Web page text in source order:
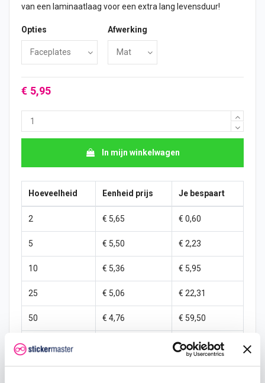
van een laminaatlaag voor een extra lang levensduur!
Opties Afwerking
€ 5,95
In mijn winkelwagen
Hoeveelheid Eenheid prijs Je bespaart
2 € 5,65 € 0,60
5 € 5,50 € 2,23
10 € 5,36 € 5,95
25 € 5,06 € 22,31
50 € 4,76 € 59,50
€ 148,75
250 € 4,17 € 446,25